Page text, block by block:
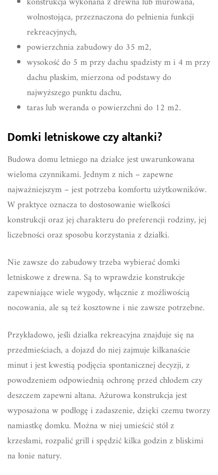
wolnostojąca, przeznaczona do pełnienia funkcji
rekreacyjnych,
powierzchnia zabudowy do 35 m2,
wysokość do 5 m przy dachu spadzisty m i 4 m przy
dachu płaskim, mierzona od podstawy do
najwyższego punktu dachu,
taras lub weranda o powierzchni do 12 m2.
Domki letniskowe czy altanki?
Budowa domu letniego na działce jest uwarunkowana
wieloma czynnikami. Jednym z nich – zapewne
najważniejszym – jest potrzeba komfortu użytkowników.
W praktyce oznacza to dostosowanie wielkości
konstrukcji oraz jej charakteru do preferencji rodziny, jej
liczebności oraz sposobu korzystania z działki.
Nie zawsze do zabudowy trzeba wybierać domki
letniskowe z drewna. Są to wprawdzie konstrukcje
zapewniające wiele wygody, włącznie z możliwością
nocowania, ale są też kosztowne i nie zawsze potrzebne.
Przykładowo, jeśli działka rekreacyjna znajduje się na
przedmieściach, a dojazd do niej zajmuje kilkanaście
minut i jest kwestią podjęcia spontanicznej decyzji, z
powodzeniem odpowiednią ochronę przed chłodem czy
deszczem zapewni altana. Ażurowa konstrukcja jest
wyposażona w podłogę i zadaszenie, dzięki czemu tworzy
namiastkę domku. Można w niej umieścić stół z
krzesłami, rozpalić grill i spędzić kilka godzin z bliskimi
na łonie natury.